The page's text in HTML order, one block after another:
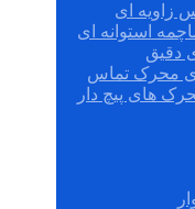
زاویه ای
استوانه ای
دقیق
محرک تماس
های پیچ دار